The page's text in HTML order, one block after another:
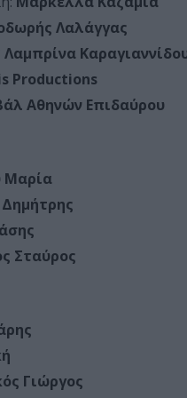
Λαλάγγας
Λαμπρίνα
Productions
Αθηνών Επιδαύρου
Μαρία
Σταύρος
Γιώργος